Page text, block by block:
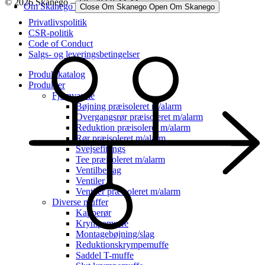
Om Skanego Close Om Skanego Open Om Skanego
Privatlivspolitik
CSR-politik
Code of Conduct
Salgs- og leveringsbetingelser
Produktkatalog
Produkter
Fjernvarme
Bøjning præisoleret m/alarm
Overgangsrør præisoleret m/alarm
Reduktion præisoleret m/alarm
Rør præisoleret m/alarm
Svejsefittings
Tee præisoleret m/alarm
Ventilbeslag
Ventiler
Ventiler præisoleret m/alarm
Diverse muffer
Kapperør
Krympemuffe
Montagebøjning/slag
Reduktionskrympemuffe
Saddel T-muffe